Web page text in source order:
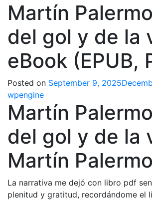
Martín
del gol y de la
eBook (EPUB,
Posted on September 9, 2025
wpengine
Martín
del gol y de la
Martín Palermo
La narrativa me dejó con libro pdf
plenitud y gratitud, recordándome el